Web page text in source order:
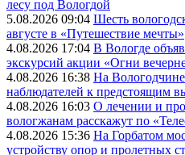
лесу под Вологдой
5.08.2026 09:04 Шесть
августе в «Путешествие мечты»
4.08.2026 17:04 В Вологде
экскурсий акции «Огни
4.08.2026 16:38 На
наблюдателей к предстоящим
4.08.2026 16:03 О лечении и
вологжанам расскажут по
4.08.2026 15:36 На Горбатом
устройству опор и пролетных